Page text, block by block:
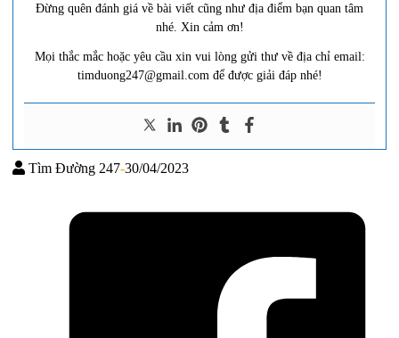
Đừng quên đánh giá về bài viết cũng như địa điểm bạn quan tâm
nhé. Xin cảm ơn!
Mọi thắc mắc hoặc yêu cầu xin vui lòng gửi thư về địa chỉ email:
timduong247@gmail.com để được giải đáp nhé!
Tìm Đường 247-30/04/2023